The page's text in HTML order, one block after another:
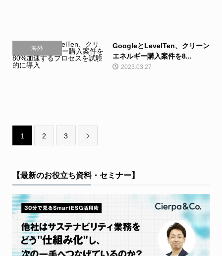
海外
GoogleとLevelTen、クリーン
エネルギー購入案件を8...
2023.03.27
1 2 3 
【最新のお役立ち資料・セミナー】